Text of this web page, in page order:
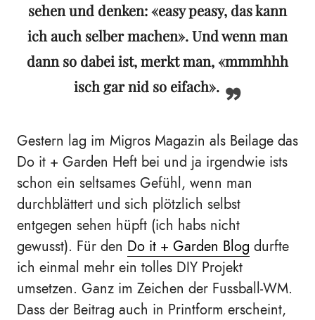
sehen und denken:«easy peasy, das kann
ich auch selber machen». Und wenn man
dann so dabei ist, merkt man,«mmmhhh
isch gar nid so eifach».
Gestern lag im Migros Magazin als Beilage das
Do it + Garden Heft bei und ja irgendwie ists
schon ein seltsames Gefühl, wenn man
durchblättert und sich plötzlich selbst
entgegen sehen hüpft (ich habs nicht
gewusst). Für den Do it + Garden Blog durfte
ich einmal mehr ein tolles DIY Projekt
umsetzen. Ganz im Zeichen der Fussball-WM.
Dass der Beitrag auch in Printform erscheint,